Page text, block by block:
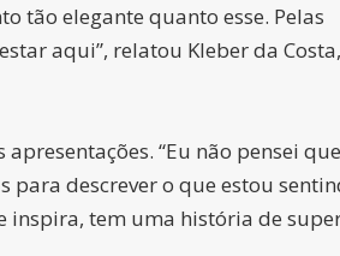
tão elegante quanto esse. Pelas
aqui”, relatou Kleber da
“Eu não pensei
descrever o que estou
inspira, tem uma história de